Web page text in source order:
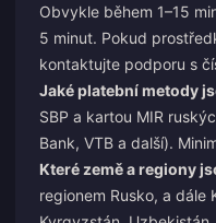
Obvykle během 1–15
5 minut. Pokud
kontaktujte podporu s
Jaké platební metody
SBP a kartou MIR
Bank, VTB a další).
Které země a regiony
regionem Rusko, a dále